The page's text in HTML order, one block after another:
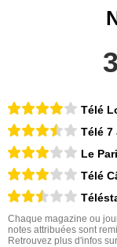
Télé
Télé 7
Le
Télé
Chaque magazine ou
notes attribuées sont
Retrouvez plus d'infos